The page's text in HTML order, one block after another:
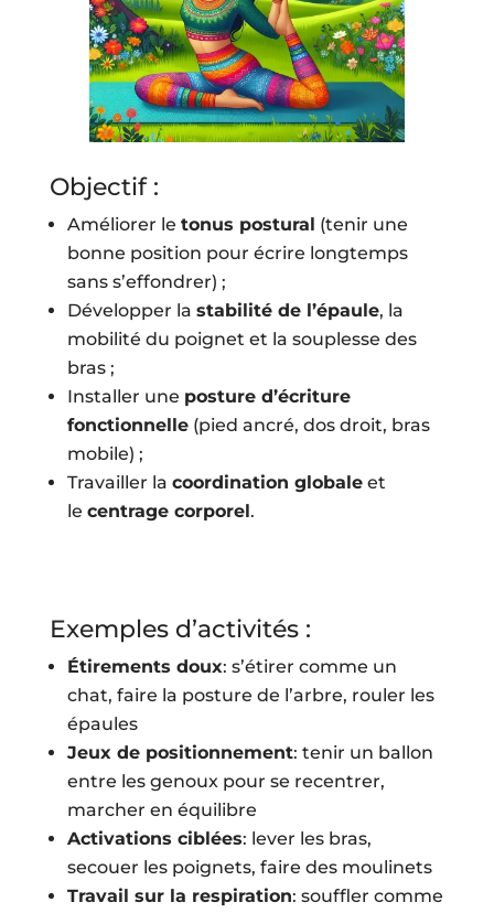
Objectif :
Améliorer le tonus postural (tenir une
bonne position pour écrire longtemps
sans s’effondrer) ;
Développer la stabilité de l’épaule, la
mobilité du poignet et la souplesse des
bras ;
Installer une posture d’écriture
fonctionnelle (pied ancré, dos droit, bras
mobile) ;
Travailler la coordination globale et
le centrage corporel.
Exemples d’activités :
Étirements doux: s’étirer comme un
chat, faire la posture de l’arbre, rouler les
épaules
Jeux de positionnement: tenir un ballon
entre les genoux pour se recentrer,
marcher en équilibre
Activations ciblées: lever les bras,
secouer les poignets, faire des moulinets
Travail sur la respiration: souffler comme